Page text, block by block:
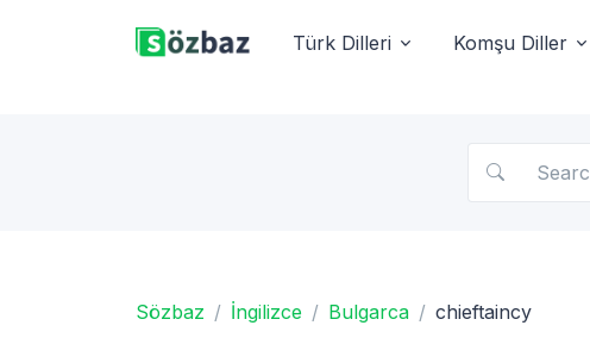
Türk Dilleri Komşu Diller
Sözbaz İngilizce Bulgarca chieftaincy